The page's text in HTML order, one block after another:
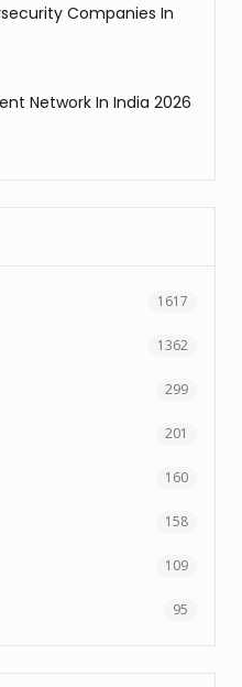
Companies In
Network In India 2026
1617
1362
299
201
160
158
109
95